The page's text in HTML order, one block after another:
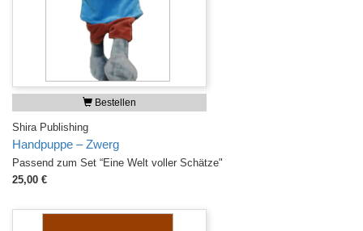
Bestellen
Shira Publishing
Handpuppe – Zwerg
Passend zum Set “Eine Welt voller Schätze"
25,00 €